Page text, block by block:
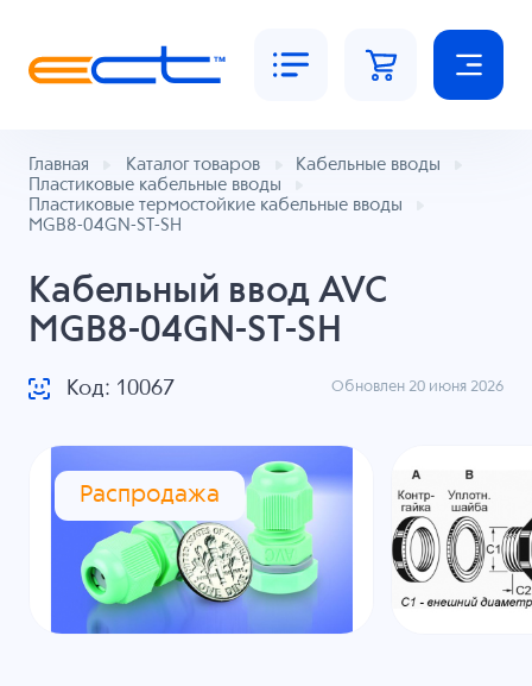
Главная Каталог товаров
Кабельные вводы
Пластиковые кабельные вводы
Пластиковые термостойкие кабельные вводы
MGB8-04GN-ST-SH
Кабельный ввод AVC
MGB8-04GN-ST-SH
Код: 10067 Обновлен 20 июня 2026
Распродажа